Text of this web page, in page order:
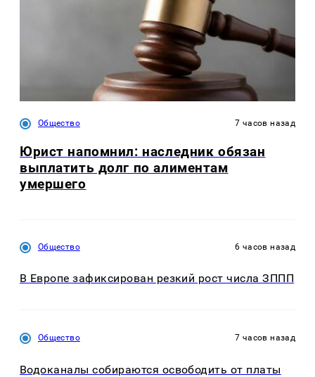
Общество 7 часов назад
Юрист напомнил: наследник обязан
выплатить долг по алиментам
умершего
Общество 6 часов назад
В Европе зафиксирован резкий рост числа ЗППП
Общество 7 часов назад
Водоканалы собираются освободить от платы